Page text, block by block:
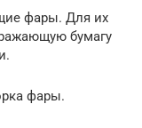
фары. Для их
бумагу
фары.